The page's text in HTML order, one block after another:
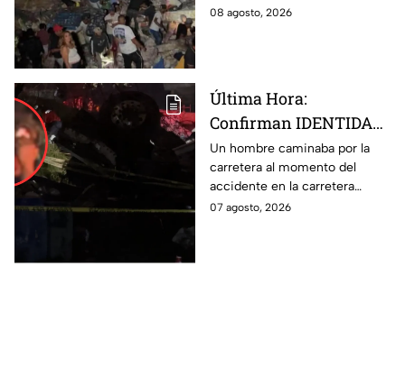
carretera Irapuato-Abasolo
08 agosto, 2026
Última Hora:
Confirman IDENTIDAD
de uno de los
lesionados tras fatal
accid3nte en Irapuato
Un hombre caminaba por la
carretera al momento del
accidente en la carretera
Irapuato-Abasolo en el Trébol.
07 agosto, 2026